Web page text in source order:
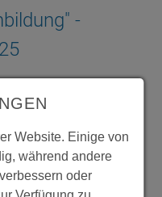
-
Website. Einige von
während andere
oder